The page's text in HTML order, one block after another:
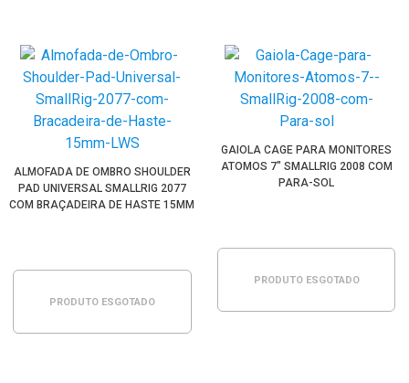
ALMOFADA DE OMBRO SHOULDER
PAD UNIVERSAL SMALLRIG 2077
COM BRAÇADEIRA DE HASTE 15MM
PRODUTO ESGOTADO
GAIOLA CAGE PARA MONITORES
ATOMOS 7" SMALLRIG 2008 COM
PARA-SOL
PRODUTO ESGOTADO